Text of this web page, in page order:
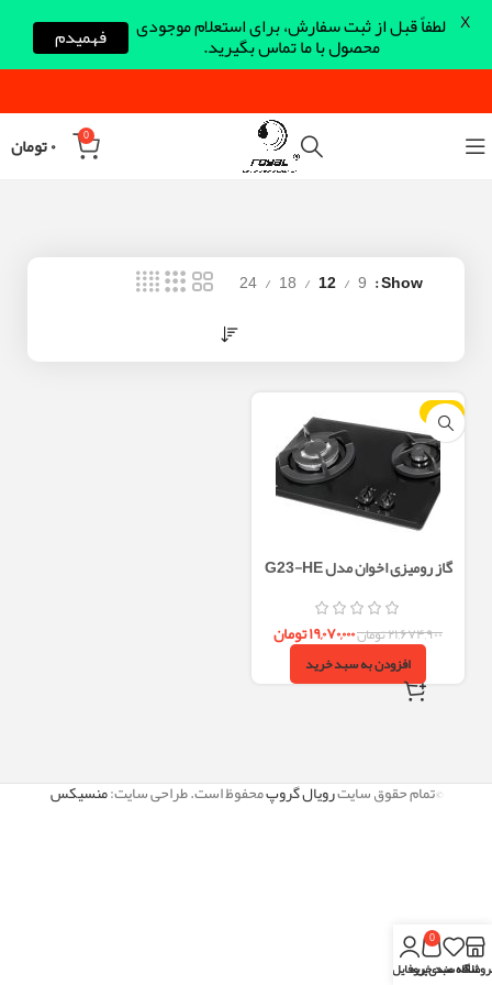
0 ۰تومان
Show
9
12
18
24
-12%
گاز رومیزی اخوان مدل G23-HE
۲۱,۶۷۴,۹۰۰تومان۱۹,۰۷۰,۰۰۰تومان
افزودن به سبد خرید
©تمام حقوق سایترویال گروپمحفوظ است. طراحی سایت:منسیکس
لطفاً قبل از ثبت سفارش، برای استعلام موجودی
محصول با ما تماس بگیرید. فهمیدم X
علاقه مندی
0
سبد خریدپروفایل